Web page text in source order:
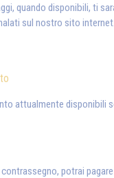
quando disponibili, ti
segnalati sul
attualmente disponibili
potrai